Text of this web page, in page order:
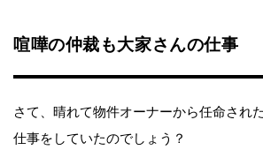
喧嘩の仲裁も大家さんの仕事
さて、晴れて物件オーナーから任命され
仕事をしていたのでしょう？